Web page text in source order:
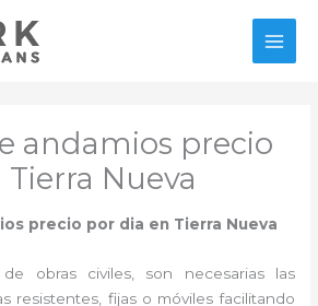
andamios precio
Nueva
precio por dia en Tierra Nueva
obras civiles, son necesarias las
resistentes, fijas o móviles facilitando